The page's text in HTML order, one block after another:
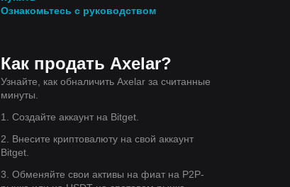
Ознакомьтесь с руководством
Как продать Axelar?
Узнайте, как обналичить Axelar за считанные
минуты.
1. Создайте аккаунт на Bitget.
2. Внесите криптовалюту на свой аккаунт
Bitget.
3. Обменяйте свои активы на фиат на P2P-